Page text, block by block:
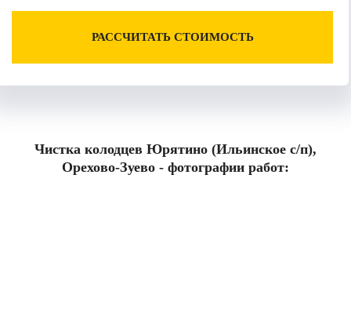
РАССЧИТАТЬ СТОИМОСТЬ
Чистка колодцев Юрятино (Ильинское с/п),
Орехово-Зуево - фотографии работ: